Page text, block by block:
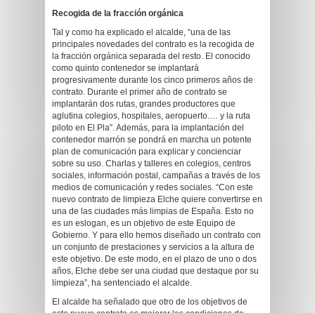
Recogida de la fracción orgánica
Tal y como ha explicado el alcalde, “una de las
principales novedades del contrato es la recogida de
la fracción orgánica separada del resto. El conocido
como quinto contenedor se implantará
progresivamente durante los cinco primeros años de
contrato. Durante el primer año de contrato se
implantarán dos rutas, grandes productores que
aglutina colegios, hospitales, aeropuerto.… y la ruta
piloto en El Pla”. Además, para la implantación del
contenedor marrón se pondrá en marcha un potente
plan de comunicación para explicar y concienciar
sobre su uso. Charlas y talleres en colegios, centros
sociales, información postal, campañas a través de los
medios de comunicación y redes sociales. “Con este
nuevo contrato de limpieza Elche quiere convertirse en
una de las ciudades más limpias de España. Esto no
es un eslogan, es un objetivo de este Equipo de
Gobierno. Y para ello hemos diseñado un contrato con
un conjunto de prestaciones y servicios a la altura de
este objetivo. De este modo, en el plazo de uno o dos
años, Elche debe ser una ciudad que destaque por su
limpieza”, ha sentenciado el alcalde.
El alcalde ha señalado que otro de los objetivos de